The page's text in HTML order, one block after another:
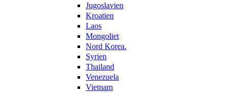
Jugoslavien
Kroatien
Laos
Mongoliet
Nord Korea.
Syrien
Thailand
Venezuela
Vietnam